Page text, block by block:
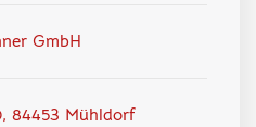
GmbH
84453 Mühldorf